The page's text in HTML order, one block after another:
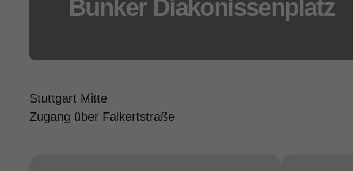
Bunker Diakonissenplatz
Stuttgart Mitte
Zugang über Falkertstraße